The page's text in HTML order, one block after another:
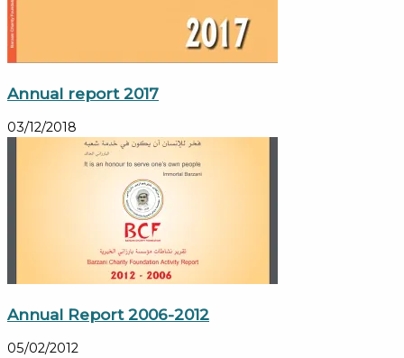
Annual report 2017
03/12/2018
Annual Report 2006-2012
05/02/2012